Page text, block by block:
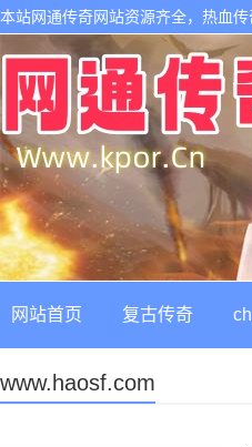
本站网通传奇网站资源齐全，热血
网站首页 复古传奇
www.haosf.com